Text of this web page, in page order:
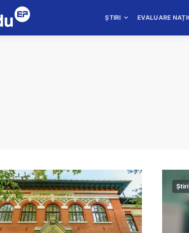
ȘTIRI EVALUARE
Știri